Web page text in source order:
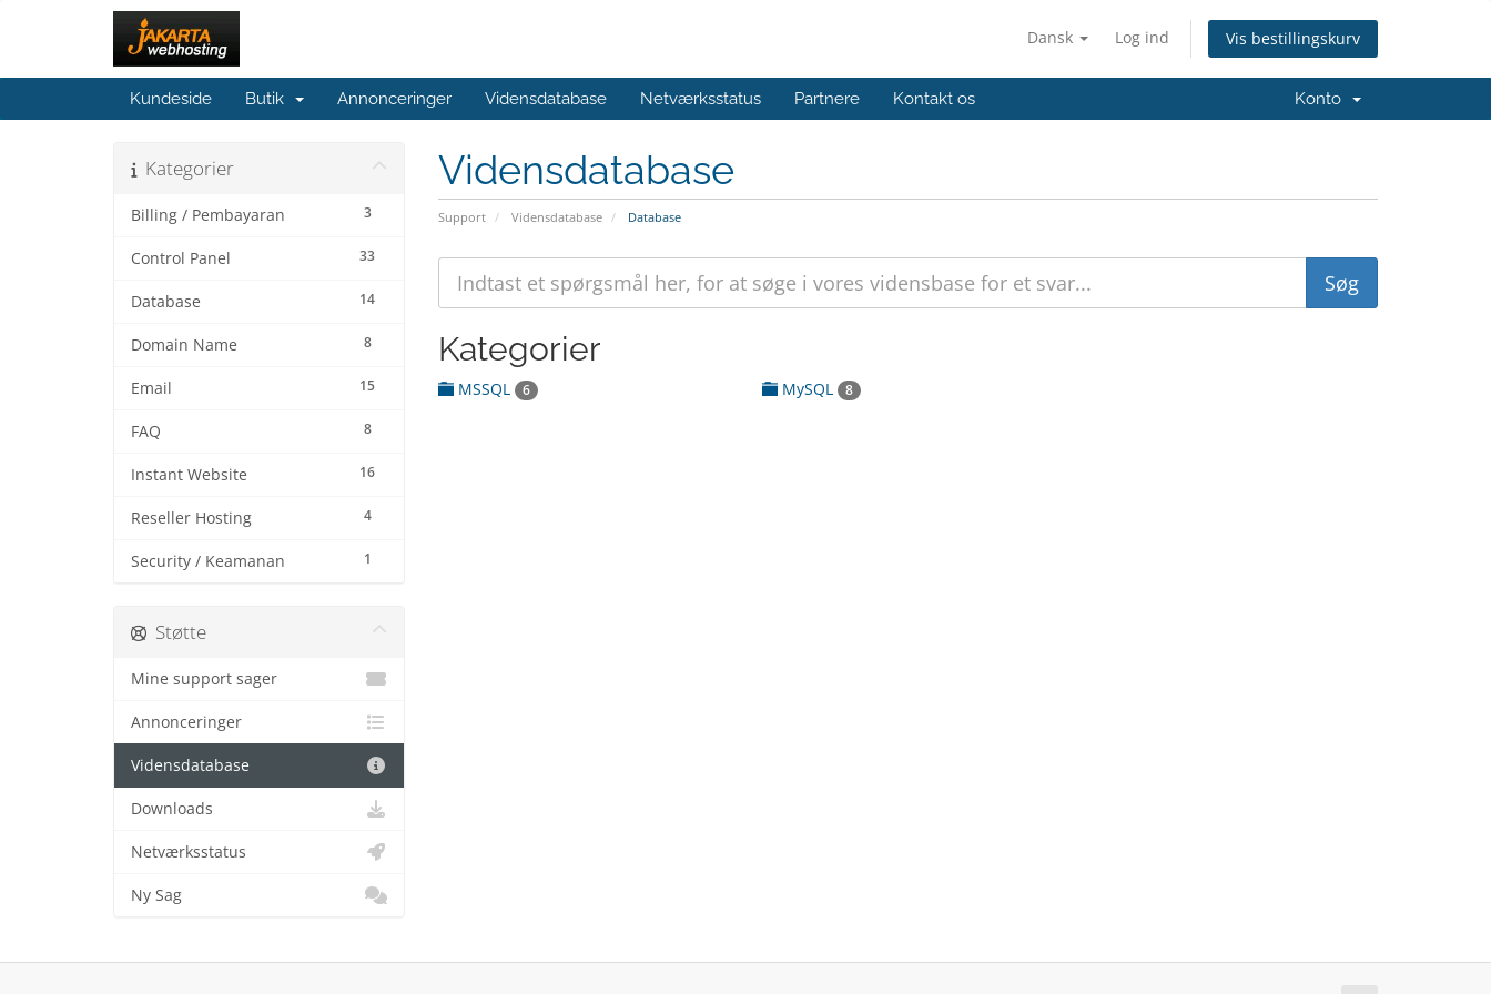
Dansk Log ind Vis bestillingskurv
Kundeside Butik Annonceringer Vidensdatabase Netværksstatus Partnere Kontakt os Konto
Vidensdatabase
Support Vidensdatabase Database
Kategorier
3
Billing / Pembayaran
33
Control Panel
14
Database
8
Domain Name
15
Email
8
FAQ
16
Instant Website
4
Reseller Hosting
1
Security / Keamanan
Kategorier
MSSQL 6 MySQL 8
Støtte
Mine support sager
Annonceringer
Vidensdatabase
Downloads
Netværksstatus
Ny Sag